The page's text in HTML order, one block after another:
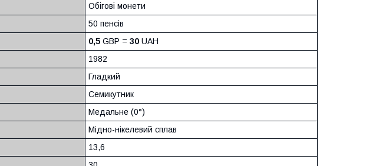
Обігові монети
50 пенсів
0,5 GBP = 30 UAH
1982
Гладкий
Семикутник
Медальне (0°)
Мідно-нікелевий сплав
13,6